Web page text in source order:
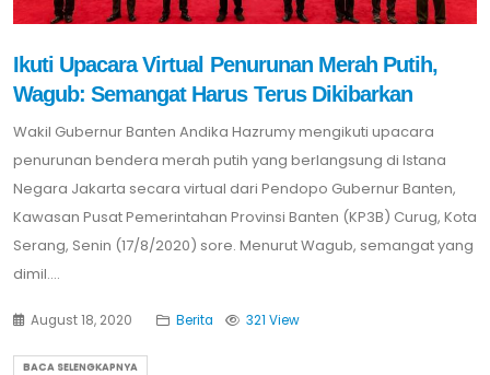
Ikuti Upacara Virtual Penurunan Merah Putih,
Wagub: Semangat Harus Terus Dikibarkan
Wakil Gubernur Banten Andika Hazrumy mengikuti upacara
penurunan bendera merah putih yang berlangsung di Istana
Negara Jakarta secara virtual dari Pendopo Gubernur Banten,
Kawasan Pusat Pemerintahan Provinsi Banten (KP3B) Curug, Kota
Serang, Senin (17/8/2020) sore. Menurut Wagub, semangat yang
dimil....
August 18, 2020 Berita 321 View
BACA SELENGKAPNYA